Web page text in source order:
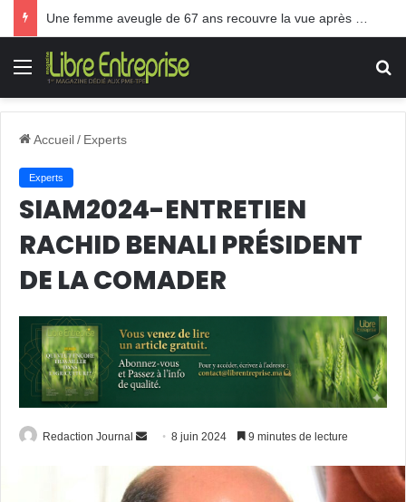
Menu
Accueil/ Experts
Experts
SIAM2024-ENTRETIEN
RACHID BENALI PRÉSIDENT
DE LA COMADER
Redaction Journal
Envoyer
courriel
8 juin 2024 9 minutes de lecture